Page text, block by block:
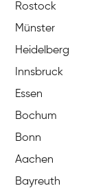
Rostock
Münster
Heidelberg
Innsbruck
Essen
Bochum
Bonn
Aachen
Bayreuth